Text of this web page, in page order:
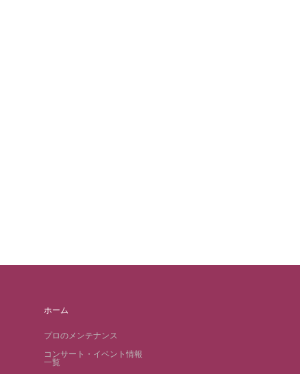
ホーム
プロのメンテナンス
コンサート・イベント情報
一覧